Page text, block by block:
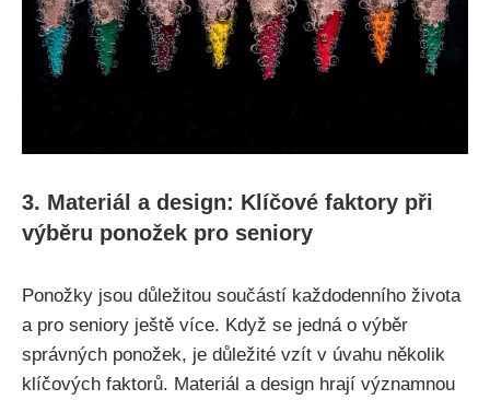
3. Materiál a design: Klíčové faktory při
výběru ponožek pro seniory
Ponožky jsou důležitou součástí každodenního života
a pro seniory ještě více. Když se jedná o výběr
správných ponožek, je důležité vzít v úvahu několik
klíčových faktorů. Materiál a design hrají významnou